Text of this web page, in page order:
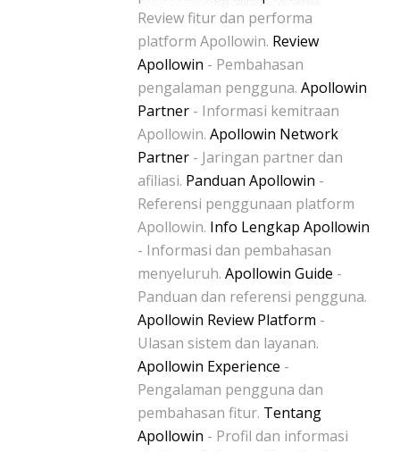
Review fitur dan performa
platform Apollowin. Review
Apollowin - Pembahasan
pengalaman pengguna. Apollowin
Partner - Informasi kemitraan
Apollowin. Apollowin Network
Partner - Jaringan partner dan
afiliasi. Panduan Apollowin -
Referensi penggunaan platform
Apollowin. Info Lengkap Apollowin
- Informasi dan pembahasan
menyeluruh. Apollowin Guide -
Panduan dan referensi pengguna.
Apollowin Review Platform -
Ulasan sistem dan layanan.
Apollowin Experience -
Pengalaman pengguna dan
pembahasan fitur. Tentang
Apollowin - Profil dan informasi